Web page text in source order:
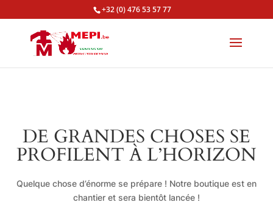
+32 (0) 476 53 57 77
DE GRANDES CHOSES SE
PROFILENT À L’HORIZON
Quelque chose d’énorme se prépare ! Notre boutique est en
chantier et sera bientôt lancée !